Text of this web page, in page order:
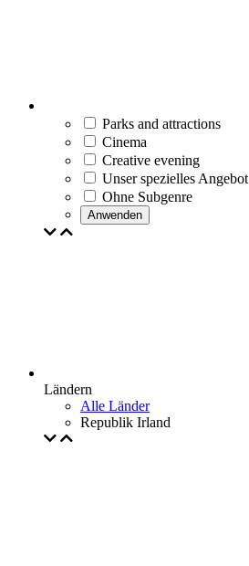
Parks and attractions
Cinema
Creative evening
Unser spezielles Angebot
Ohne Subgenre
Anwenden
Ländern
Alle Länder
Republik Irland